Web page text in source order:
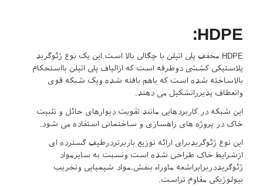
HDPE:
HDPE مخفف پلی اتیلن با چگالی بالا است.این یک نوع ژئوگرید
پلاستیکی کششی دوطرفه است که ازالیاف پلی اتیلن بااستحکام
بالاساخته شده است که باهم بافته شده ویک شبکه قوی
وانعطاف پذیرراتشکیل می دهند.
این شبکه در کاربردهایی مانند تقویت دیوارهای حائل و تثبیت
خاک در پروژه های راهسازی و ساختمانی استفاده می شود.
این نوع ژئوگریدبرای ارائه توزیع باربرتردرطیف گسترده ای
ازشرایط خاک طراحی شده است ونسبت به سایرمواد
ژئوگریددربرابراشعه ماوراء بنفش،مواد شیمیایی وتخریب
بیولوژیکی مقاوم تراست.